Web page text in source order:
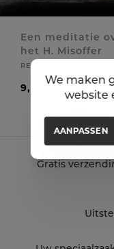
Een meditatie
het H. Misoffer
REUS JOHANNES, S.J.
9,50 EUR
Gratis
We maken
website
AANPASSEN